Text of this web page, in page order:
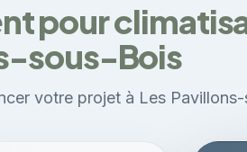
pour
sous-Bois
votre projet à Les